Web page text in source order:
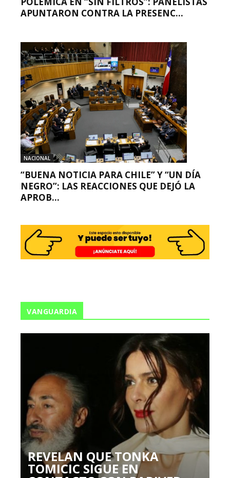
APUNTARON CONTRA LA PRESENC...
NACIONAL
“BUENA NOTICIA PARA CHILE” Y “UN DÍA
NEGRO”: LAS REACCIONES QUE DEJÓ LA
APROB...
VANGUARDIA
REVELAN QUE TONKA
TOMICIC SIGUE EN